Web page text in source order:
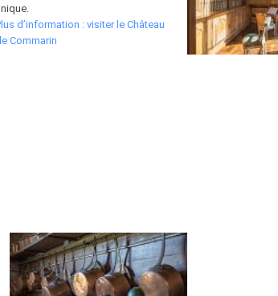
d’information : visiter le Château
Commarin